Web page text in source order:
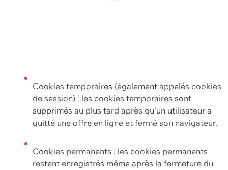
Cookies temporaires (également appelés cookies
de session) : les cookies temporaires sont
supprimés au plus tard après qu'un utilisateur a
quitté une offre en ligne et fermé son navigateur.
Cookies permanents : les cookies permanents
restent enregistrés même après la fermeture du